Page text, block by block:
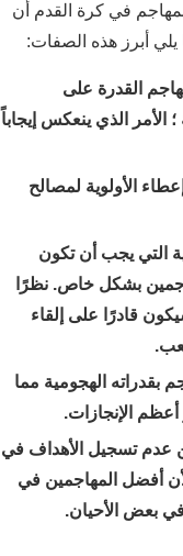
في كرة القدم أن
أبرز هذه الصفات:
القدرة على
الذي ينعكس إيجاباً
الأولوية لمصالح
التي يجب أن تكون
بشكل خاص. نظرًا
قادرًا على إلقاء
بقدراته الهجومية مما
الإنجازات.
عدم تسجيل الأهداف في
أفضل المهاجمين في
بعض الأحيان.